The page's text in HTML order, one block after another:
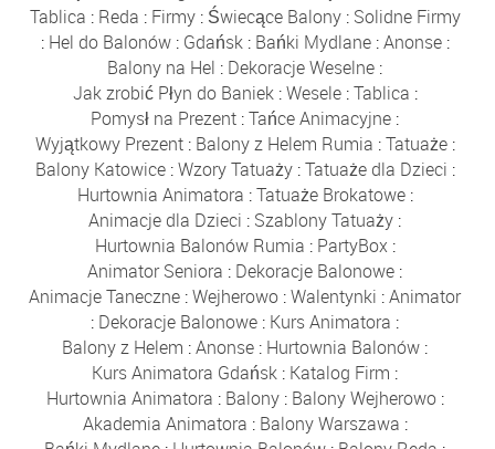
Tablica : Reda : Firmy: Świecące Balony: Solidne Firmy
: Hel do Balonów: Gdańsk: Bańki Mydlane:Anonse:
Balony na Hel : Dekoracje Weselne :
Jak zrobić Płyn do Baniek:Wesele:Tablica :
Pomysł na Prezent :Tańce Animacyjne :
Wyjątkowy Prezent: Balony z Helem Rumia :Tatuaże:
Balony Katowice:Wzory Tatuaży:Tatuaże dla Dzieci :
Hurtownia Animatora :Tatuaże Brokatowe:
Animacje dla Dzieci : Szablony Tatuaży :
Hurtownia Balonów Rumia : PartyBox:
Animator Seniora : Dekoracje Balonowe :
Animacje Taneczne :Wejherowo :Walentynki :Animator
: Dekoracje Balonowe : Kurs Animatora :
Balony z Helem :Anonse : Hurtownia Balonów :
Kurs Animatora Gdańsk : Katalog Firm :
Hurtownia Animatora : Balony: Balony Wejherowo:
Akademia Animatora : Balony Warszawa :